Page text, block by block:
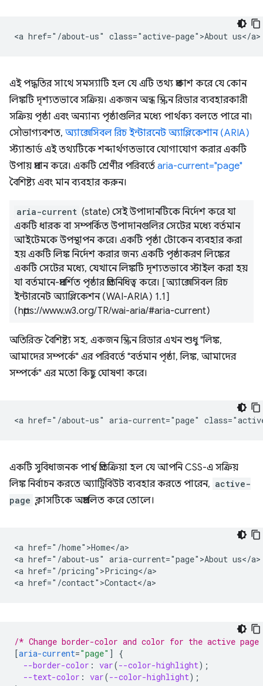
এই পদ্ধতির সাথে সমস্যাটি হল যে এটি তথ্য প্রকাশ করে যে কোন
লিঙ্কটি দৃশ্যতভাবে সক্রিয়। একজন অন্ধ স্ক্রিন রিডার ব্যবহারকারী
সক্রিয় পৃষ্ঠা এবং অন্যান্য পৃষ্ঠাগুলির মধ্যে পার্থক্য বলতে পারে না৷
সৌভাগ্যবশত, অ্যাক্সেসিবল রিচ ইন্টারনেট অ্যাপ্লিকেশান (ARIA)
স্ট্যান্ডার্ড এই তথ্যটিকে শব্দার্থগতভাবে যোগাযোগ করার একটি
উপায় প্রদান করে। একটি শ্রেণীর পরিবর্তে aria-current="page"
বৈশিষ্ট্য এবং মান ব্যবহার করুন।
aria-current (state) সেই উপাদানটিকে নির্দেশ করে যা
একটি ধারক বা সম্পর্কিত উপাদানগুলির সেটের মধ্যে বর্তমান
আইটেমকে উপস্থাপন করে। একটি পৃষ্ঠা টোকেন ব্যবহার করা
হয় একটি লিঙ্ক নির্দেশ করার জন্য একটি পৃষ্ঠাকরণ লিঙ্কের
একটি সেটের মধ্যে, যেখানে লিঙ্কটি দৃশ্যতভাবে স্টাইল করা হয়
যা বর্তমানে-প্রদর্শিত পৃষ্ঠার প্রতিনিধিত্ব করে। [অ্যাক্সেসিবল রিচ
ইন্টারনেট অ্যাপ্লিকেশন (WAI-ARIA) 1.1]
(https://www.w3.org/TR/wai-aria/#aria-current)
অতিরিক্ত বৈশিষ্ট্য সহ, একজন স্ক্রিন রিডার এখন শুধু "লিঙ্ক,
আমাদের সম্পর্কে" এর পরিবর্তে "বর্তমান পৃষ্ঠা, লিঙ্ক, আমাদের
সম্পর্কে" এর মতো কিছু ঘোষণা করে।
একটি সুবিধাজনক পার্শ্ব প্রতিক্রিয়া হল যে আপনি CSS-এ সক্রিয়
লিঙ্ক নির্বাচন করতে অ্যাট্রিবিউট ব্যবহার করতে পারেন, active-
page ক্লাসটিকে অপ্রচলিত করে তোলে।
<a href="/home">Home</a>
<a href="/about-us" aria-current="page">About us</a>
<a href="/pricing">Pricing</a>
/* Change border-color and color for the active
[aria-current="page" ]
{
--border-color : var(--color-highlight);
--text-color : var(--color-highlight);